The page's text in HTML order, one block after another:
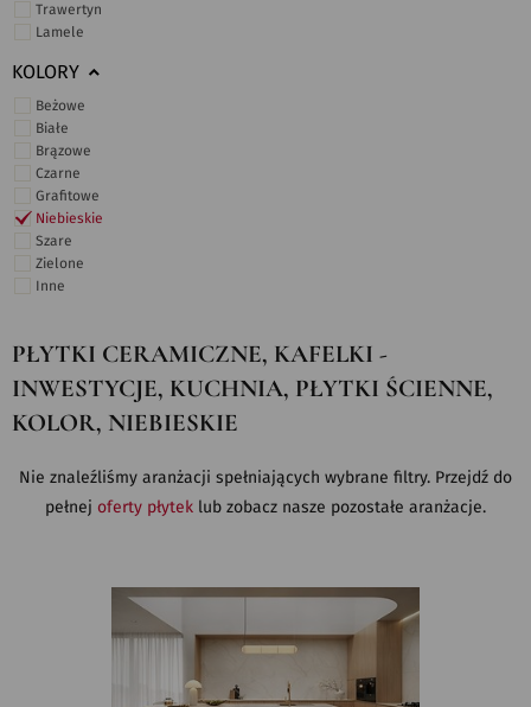
Trawertyn
Lamele
KOLORY
Beżowe
Białe
Brązowe
Czarne
Grafitowe
Niebieskie
Szare
Zielone
Inne
PŁYTKI CERAMICZNE, KAFELKI -
INWESTYCJE, KUCHNIA, PŁYTKI ŚCIENNE,
KOLOR, NIEBIESKIE
Nie znaleźliśmy aranżacji spełniających wybrane filtry. Przejdź do
pełnej oferty płytek lub zobacz nasze pozostałe aranżacje.